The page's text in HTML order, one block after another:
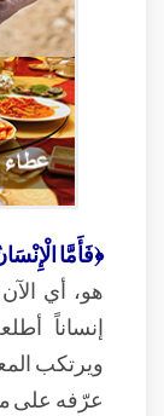
﴿فَأَمَّا
هو، أي
إنساناً
ويرتكب
عرّفه على